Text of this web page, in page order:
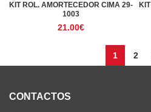
KIT ROL. AMORTECEDOR CIMA 29-
1003
21.00€
1 2
CONTACTOS